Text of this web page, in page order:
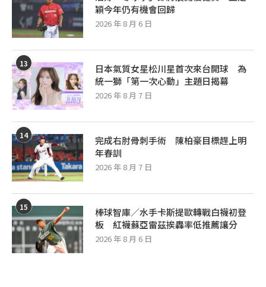
穎今年仍有機會回歸
2026 年 8 月 6 日
13
日本氣質女星松川星首次來台開球 為
統一獅「第一次心動」主題日揭幕
2026 年 8 月 7 日
14
完成右肘骨刺手術 陳柏豪目標趕上明
年春訓
2026 年 8 月 7 日
15
棒球智庫／水手卡斯提歐轉戰白襪初登
板 紅襪蘇亞雷茲挨轟率低推薦讓分
2026 年 8 月 6 日